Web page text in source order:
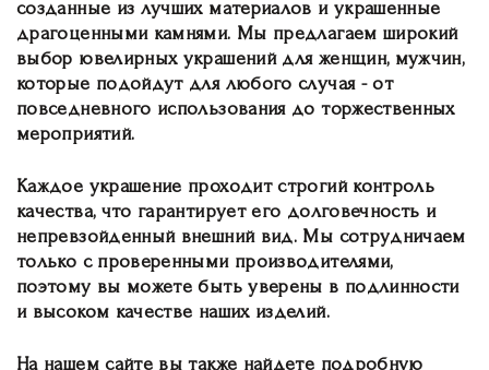
созданные из лучших материалов и украшенные
драгоценными камнями. Мы предлагаем широкий
выбор ювелирных украшений для женщин, мужчин,
которые подойдут для любого случая - от
повседневного использования до торжественных
мероприятий.
Каждое украшение проходит строгий контроль
качества, что гарантирует его долговечность и
непревзойденный внешний вид. Мы сотрудничаем
только с проверенными производителями,
поэтому вы можете быть уверены в подлинности
и высоком качестве наших изделий.
На нашем сайте вы также найдете подробную